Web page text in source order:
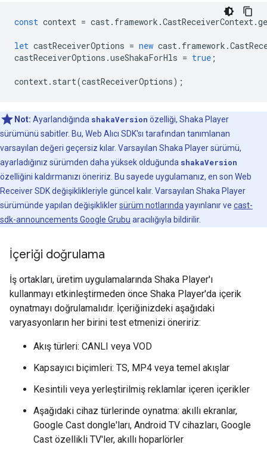
const context = cast. framework .CastReceiverContext.
let castReceiverOptions = new cast. framework .
castReceiverOptions .useShakaForHls = true ;
context. start(castReceiverOptions);
Not: Ayarlandığında shakaVersion özelliği, Shaka Player
sürümünü sabitler. Bu, Web Alıcı SDK'sı tarafından tanımlanan
varsayılan değeri geçersiz kılar. Varsayılan Shaka Player sürümü,
ayarladığınız sürümden daha yüksek olduğunda shakaVersion
özelliğini kaldırmanızı öneririz. Bu sayede uygulamanız, en son Web
Receiver SDK değişiklikleriyle güncel kalır. Varsayılan Shaka Player
sürümünde yapılan değişikliklersürüm notlarında yayınlanır ve cast-
sdk-announcements Google Grubu aracılığıyla bildirilir.
İçeriği doğrulama
İş ortakları, üretim uygulamalarında Shaka Player'ı
kullanmayı etkinleştirmeden önce Shaka Player'da içerik
oynatmayı doğrulamalıdır. İçeriğinizdeki aşağıdaki
varyasyonların her birini test etmenizi öneririz:
Akış türleri: CANLI veya VOD
Kapsayıcı biçimleri: TS, MP4 veya temel akışlar
Kesintili veya yerleştirilmiş reklamlar içeren içerikler
Aşağıdaki cihaz türlerinde oynatma: akıllı ekranlar,
Google Cast dongle'ları, Android TV cihazları, Google
Cast özellikli TV'ler, akıllı hoparlörler